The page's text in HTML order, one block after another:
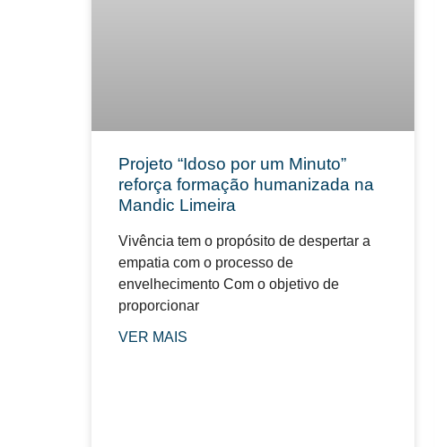
Projeto “Idoso por um Minuto”
reforça formação humanizada na
Mandic Limeira
Vivência tem o propósito de despertar a
empatia com o processo de
envelhecimento Com o objetivo de
proporcionar
VER MAIS